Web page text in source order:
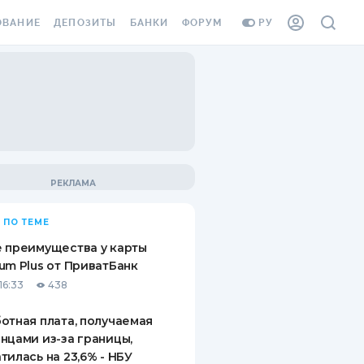
РУ
ВИНЬЕТКА
СОТРУДНИКОВ
ОТ
СЛУЧАЕВ
ДЕПОЗИТЫ
ВОПРОСЫ И ОТВЕТЫ
ПУТЕВОДИТЕЛИ ПО
БАНКИ ФОРУМ
ПО ТЕМЕ
преимущества у карты
Plus от ПриватБанк
438
плата, получаемая
из-за границы,
на 23,6% - НБУ